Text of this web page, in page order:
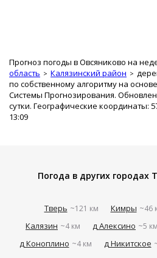
Прогноз погоды в Овсяниково на
область
Калязинский район
по собственному алгоритму на
Системы Прогнозирования.
сутки. Географические координаты:
13:09
Погода в других городах
Тверь ~121 км Кимры ~46
Калязин ~4 км д Алексино ~5 км
д Коноплино ~4 км д Никитское